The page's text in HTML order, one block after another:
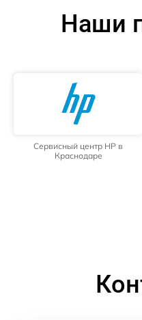
Наши
Сервисный центр HP в
Краснодаре